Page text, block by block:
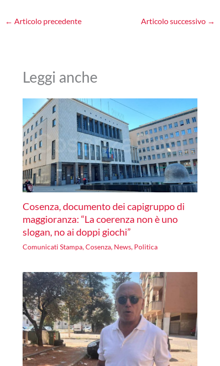
← Articolo precedente Articolo successivo →
Leggi anche
Cosenza, documento dei capigruppo di
maggioranza: “La coerenza non è uno
slogan, no ai doppi giochi”
Comunicati Stampa,Cosenza, News, Politica